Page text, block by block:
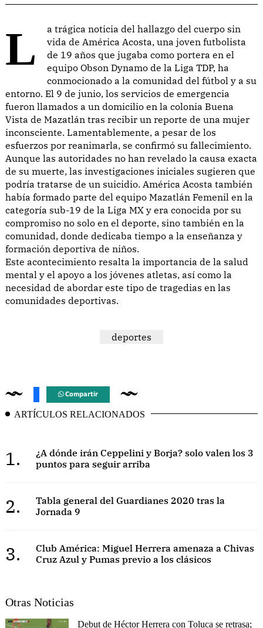
La trágica noticia del hallazgo del cuerpo sin
vida de América Acosta, una joven futbolista
de 19 años que jugaba como portera en el
equipo Obson Dynamo de la Liga TDP, ha
conmocionado a la comunidad del fútbol y a su
entorno. El 9 de junio, los servicios de emergencia
fueron llamados a un domicilio en la colonia Buena
Vista de Mazatlán tras recibir un reporte de una mujer
inconsciente. Lamentablemente, a pesar de los
esfuerzos por reanimarla, se confirmó su fallecimiento.
Aunque las autoridades no han revelado la causa exacta
de su muerte, las investigaciones iniciales sugieren que
podría tratarse de un suicidio. América Acosta también
había formado parte del equipo Mazatlán Femenil en la
categoría sub-19 de la Liga MX y era conocida por su
compromiso no solo en el deporte, sino también en la
comunidad, donde dedicaba tiempo a la enseñanza y
formación deportiva de niños.
Este acontecimiento resalta la importancia de la salud
mental y el apoyo a los jóvenes atletas, así como la
necesidad de abordar este tipo de tragedias en las
comunidades deportivas.
deportes
Compartir
ARTÍCULOS RELACIONADOS
1.
¿A dónde irán Ceppelini y Borja? solo valen los 3
puntos para seguir arriba
2.
Tabla general del Guardianes 2020 tras la
Jornada 9
3.
Club América: Miguel Herrera amenaza a Chivas
Cruz Azul y Pumas previo a los clásicos
Otras Noticias
Debut de Héctor Herrera con Toluca se retrasa;